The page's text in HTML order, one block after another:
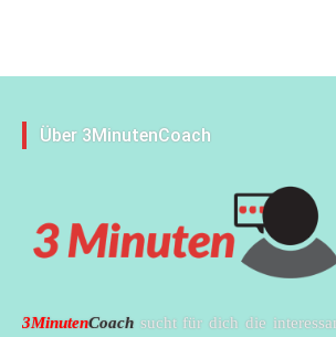
Über 3MinutenCoach
3MinutenCoach sucht für dich die